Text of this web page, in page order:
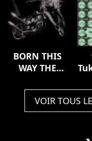
BORN THIS
WAY THE
ANNIVERSARY
VOIR TOUS